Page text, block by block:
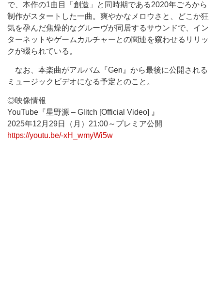
で、本作の1曲目「創造」と同時期である2020年ごろから
制作がスタートした一曲。爽やかなメロウさと、どこか狂
気を孕んだ焦燥的なグルーヴが同居するサウンドで、イン
ターネットやゲームカルチャーとの関連を窺わせるリリッ
クが綴られている。
なお、本楽曲がアルバム『Gen』から最後に公開される
ミュージックビデオになる予定とのこと。
◎映像情報
YouTube『星野源 – Glitch [Official Video] 』
2025年12月29日（月）21:00～プレミア公開
https://youtu.be/-xH_wmyWi5w